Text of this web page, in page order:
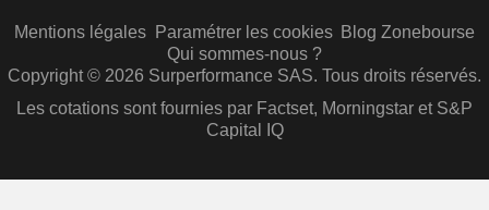
Mentions légales Paramétrer les cookies Blog Zonebourse
Qui sommes-nous ?
Copyright © 2026 Surperformance SAS. Tous droits réservés.
Les cotations sont fournies par Factset, Morningstar et S&P
Capital IQ